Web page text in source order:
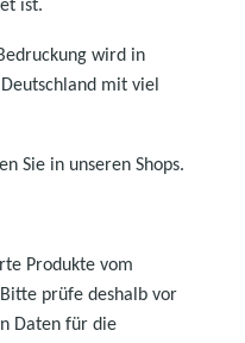
ist.
wird in
mit viel
Sie in unseren Shops.
Produkte vom
prüfe deshalb vor
Daten für die